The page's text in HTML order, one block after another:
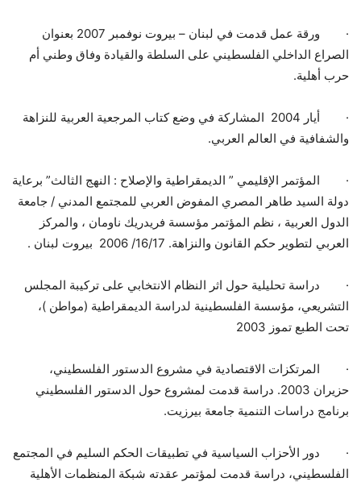
·
ورقة عمل قدمت في لبنان – بيروت نوفمبر 2007 بعنوان
الصراع الداخلي الفلسطيني على السلطة والقيادة وفاق وطني أم
حرب أهلية.
·
أيار 2004 المشاركة في وضع كتاب المرجعية العربية للنزاهة
والشفافية في العالم العربي.
·
المؤتمر الإقليمي ” الديمقراطية والإصلاح : النهج الثالث” برعاية
دولة السيد طاهر المصري المفوض العربي للمجتمع المدني / جامعة
الدول العربية ، نظم المؤتمر مؤسسة فريدريك ناومان ، والمركز
العربي لتطوير حكم القانون والنزاهة. 16/17/ 2006 بيروت لبنان .
·
دراسة تحليلية حول اثر النظام الانتخابي على تركيبة المجلس
التشريعي، مؤسسة الفلسطينية لدراسة الديمقراطية (مواطن )،
تحت الطبع تموز 2003
·
المرتكزات الاقتصادية في مشروع الدستور الفلسطيني،
حزيران 2003. دراسة قدمت لمشروع حول الدستور الفلسطيني
برنامج دراسات التنمية جامعة بيرزيت.
·
دور الأحزاب السياسية في تطبيقات الحكم السليم في المجتمع
الفلسطيني، دراسة قدمت لمؤتمر عقدته شبكة المنظمات الأهلية